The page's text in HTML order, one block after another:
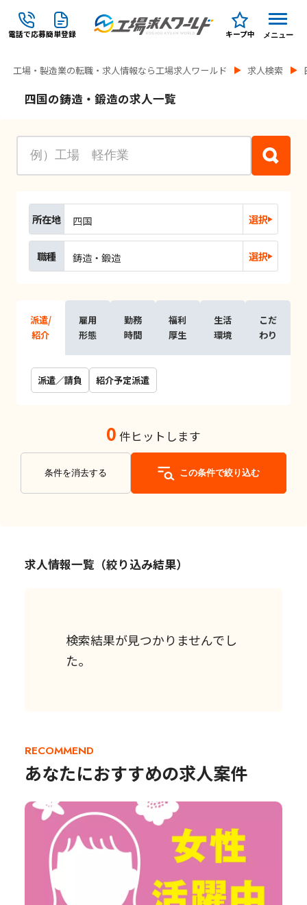
電話で応募簡単登録 キープ中 メニュー
工場・製造業の転職・求人情報なら工場求人ワールド 求人検索
四国の鋳造・鍛造の求人一覧
所在地 四国 選択
職種 鋳造・鍛造 選択
派遣/
紹介
雇用
形態
勤務
時間
福利
厚生
生活
環境
こだ
わり
派遣／請負 紹介予定派遣
0 件ヒットします
条件を消去する この条件で絞り込む
求人情報一覧（絞り込み結果）
検索結果が見つかりませんでし
た。
RECOMMEND
あなたにおすすめの求人案件